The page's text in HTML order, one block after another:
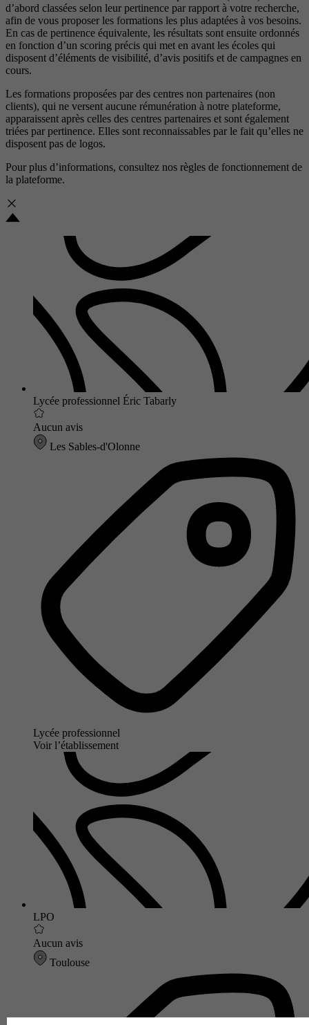
d’abord classées selon leur pertinence par rapport à votre recherche,
afin de vous proposer les formations les plus adaptées à vos besoins.
En cas de pertinence équivalente, les résultats sont ensuite ordonnés
en fonction d’un scoring précis qui met en avant les écoles qui
disposent d’éléments de visibilité, d’avis positifs et de campagnes en
cours.
Les formations proposées par des centres non partenaires (non
clients), qui ne versent aucune rémunération à notre plateforme,
apparaissent après celles des centres partenaires et sont également
triées par pertinence. Elles sont reconnaissables par le fait qu’elles ne
disposent pas de logos.
Pour plus d’informations, consultez nos règles de fonctionnement de
la plateforme.
Lycée professionnel Éric Tabarly
Aucun avis
Les Sables-d'Olonne
Lycée professionnel
Voir l’établissement
LPO
Aucun avis
Toulouse